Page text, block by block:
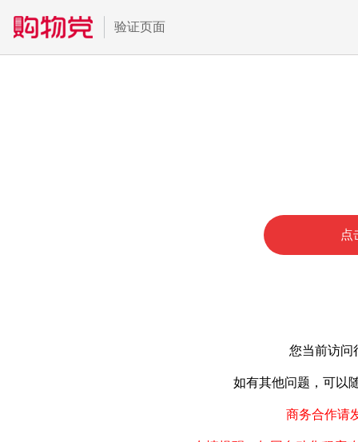
验证页面
点
您当前访问
如有其他问题，可以
商务合作请